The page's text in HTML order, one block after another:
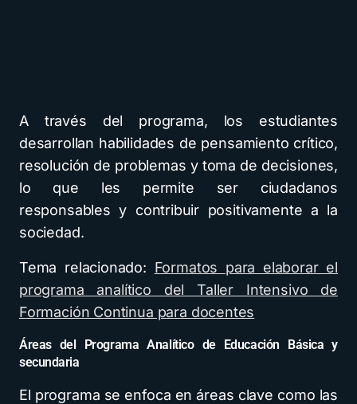
A través del programa, los estudiantes
desarrollan habilidades de pensamiento crítico,
resolución de problemas y toma de decisiones,
lo que les permite ser ciudadanos
responsables y contribuir positivamente a la
sociedad.
Tema relacionado: Formatos para elaborar el
programa analítico del Taller Intensivo de
Formación Continua para docentes
Áreas del Programa Analítico de Educación Básica y
secundaria
El programa se enfoca en áreas clave como las